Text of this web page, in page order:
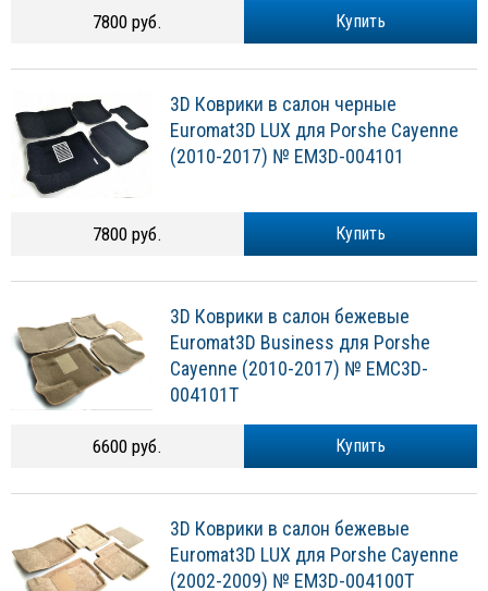
Купить
7800 руб.
3D Коврики в салон черные
Euromat3D LUX для Porshe Cayenne
(2010-2017) № EM3D-004101
Купить
7800 руб.
3D Коврики в салон бежевые
Euromat3D Business для Porshe
Cayenne (2010-2017) № EMC3D-
004101T
Купить
6600 руб.
3D Коврики в салон бежевые
Euromat3D LUX для Porshe Cayenne
(2002-2009) № EM3D-004100T